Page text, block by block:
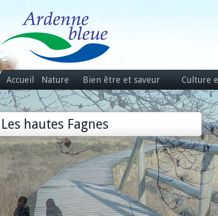
Accueil Nature Bien être et saveur Culture
Les hautes Fagnes